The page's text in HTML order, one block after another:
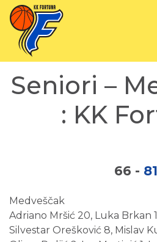
Seniori –
: KK
66 - 81
Medveščak
Adriano Mršić 20, Luka Brkan
Silvestar Orešković 8, Mislav